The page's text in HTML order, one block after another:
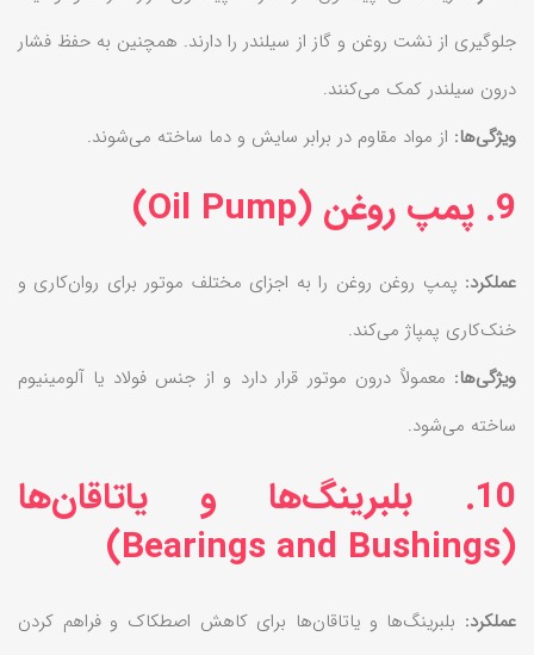
جلوگیری از نشت روغن و گاز از سیلندر را دارند. همچنین به حفظ فشار
درون سیلندر کمک می‌کنند.
ویژگی‌ها: از مواد مقاوم در برابر سایش و دما ساخته می‌شوند.
9. پمپ روغن (Oil Pump)
عملکرد: پمپ روغن روغن را به اجزای مختلف موتور برای روان‌کاری و
خنک‌کاری پمپاژ می‌کند.
ویژگی‌ها: معمولاً درون موتور قرار دارد و از جنس فولاد یا آلومینیوم
ساخته می‌شود.
10. بلبرینگ‌ها و یاتاقان‌ها
(Bearings and Bushings)
عملکرد: بلبرینگ‌ها و یاتاقان‌ها برای کاهش اصطکاک و فراهم کردن